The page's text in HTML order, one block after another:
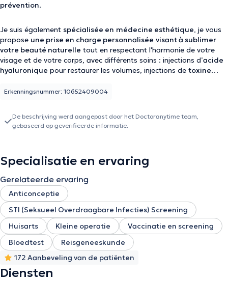
prévention.
Je suis également spécialisée en médecine esthétique, je vous
propose une prise en charge personnalisée visant à sublimer
votre beauté naturelle tout en respectant l'harmonie de votre
visage et de votre corps, avec différents soins : injections d’acide
hyaluronique pour restaurer les volumes, injections de toxine
mésothérapiepour améliorer la qualité de la peau, son éclat et
Erkenningsnummer: 10652409004
De beschrijving werd aangepast door het Doctoranytime team,
gebaseerd op geverifieerde informatie.
Specialisatie en ervaring
Gerelateerde ervaring
Anticonceptie
STI (Seksueel Overdraagbare Infecties) Screening
Huisarts
Kleine operatie
Vaccinatie en screening
Bloedtest
Reisgeneeskunde
172 Aanbeveling van de patiënten
Diensten